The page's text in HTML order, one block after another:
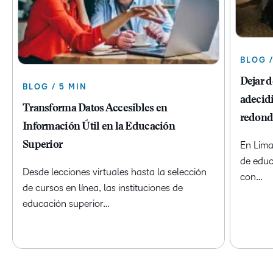
BLOG / 5 MIN
Transforma Datos Accesibles en
Información Útil en la Educación
Superior
Desde lecciones virtuales hasta la selección
de cursos en línea, las instituciones de
educación superior…
BLOG
Dejar
En
de
con…